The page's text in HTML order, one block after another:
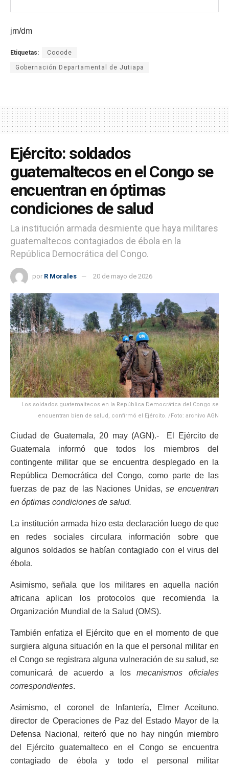
jm/dm
Etiquetas: Cocode
Gobernación Departamental de Jutiapa
Ejército: soldados
guatemaltecos en el Congo se
encuentran en óptimas
condiciones de salud
La institución armada desmiente que haya militares
guatemaltecos contagiados de ébola en la
República Democrática del Congo.
por R Morales 20 de mayo de 2026
Los soldados guatemaltecos en la República Democrática del Congo se
encuentran bien de salud, confirmó el Ejército. /Foto: archivo AGN
Ciudad de Guatemala, 20 may (AGN).- El Ejército de
Guatemala informó que todos los miembros del
contingente militar que se encuentra desplegado en la
República Democrática del Congo, como parte de las
fuerzas de paz de las Naciones Unidas,se encuentran
en óptimas condiciones de salud.
La institución armada hizo esta declaración luego de que
en redes sociales circulara información sobre que
algunos soldados se habían contagiado con el virus del
ébola.
Asimismo, señala que los militares en aquella nación
africana aplican los protocolos que recomienda la
Organización Mundial de la Salud (OMS).
También enfatiza el Ejército que en el momento de que
surgiera alguna situación en la que el personal militar en
el Congo se registrara alguna vulneración de su salud, se
comunicará de acuerdo a losmecanismos oficiales
correspondientes.
Asimismo, el coronel de Infantería, Elmer Aceituno,
director de Operaciones de Paz del Estado Mayor de la
Defensa Nacional, reiteró que no hay ningún miembro
del Ejército guatemalteco en el Congo se encuentra
contagiado de ébola y todo el personal militar